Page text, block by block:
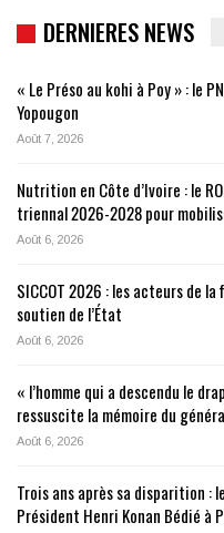
DERNIERES NEWS
« Le Préso au kohi à Poy » : le
Yopougon
Août 7, 2026
Nutrition en Côte d’Ivoire : le
triennal 2026-2028 pour
Août 6, 2026
SICCOT 2026 : les acteurs de
soutien de l’État
Août 6, 2026
« l’homme qui a descendu le
ressuscite la mémoire du
Août 6, 2026
Trois ans après sa disparition :
Président Henri Konan Bédié à